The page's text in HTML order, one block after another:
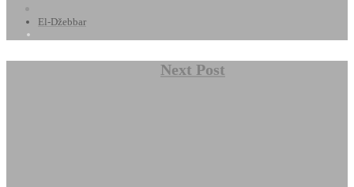
El-Džebbar
Next Post